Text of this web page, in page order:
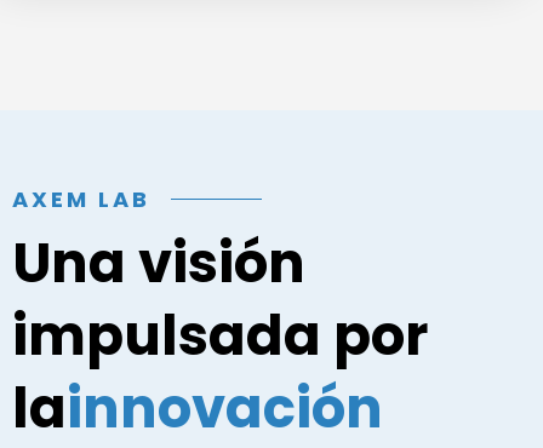
AXEM LAB
Una visión
impulsada por
lainnovación